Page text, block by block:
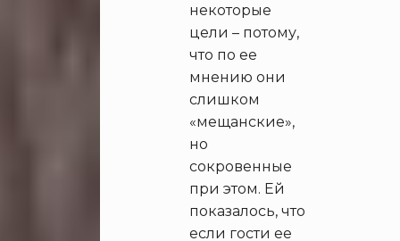
некоторые
цели – потому,
что по ее
мнению они
слишком
«мещанские»,
но
сокровенные
при этом. Ей
показалось, что
если гости ее